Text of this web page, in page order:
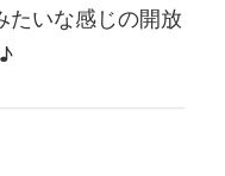
たいな感じの開放